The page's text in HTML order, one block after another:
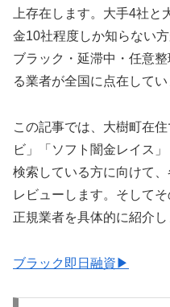
上存在します。大手4社
金10社程度しか知らない
ブラック・延滞中・任意
る業者が全国に点在してい
この記事では、大樹町在
ビ」「ソフト闇金レイス
検索している方に向けて
レビューします。そして
正規業者を具体的に紹介し
ブラック即日融資▶